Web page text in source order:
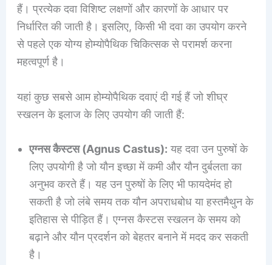
हैं। प्रत्येक दवा विशिष्ट लक्षणों और कारणों के आधार पर
निर्धारित की जाती है। इसलिए, किसी भी दवा का उपयोग करने
से पहले एक योग्य होम्योपैथिक चिकित्सक से परामर्श करना
महत्वपूर्ण है।
यहां कुछ सबसे आम होम्योपैथिक दवाएं दी गई हैं जो शीघ्र
स्खलन के इलाज के लिए उपयोग की जाती हैं:
एग्नस कैस्टस (Agnus Castus): यह दवा उन पुरुषों के
लिए उपयोगी है जो यौन इच्छा में कमी और यौन दुर्बलता का
अनुभव करते हैं। यह उन पुरुषों के लिए भी फायदेमंद हो
सकती है जो लंबे समय तक यौन अपराधबोध या हस्तमैथुन के
इतिहास से पीड़ित हैं। एग्नस कैस्टस स्खलन के समय को
बढ़ाने और यौन प्रदर्शन को बेहतर बनाने में मदद कर सकती
है।